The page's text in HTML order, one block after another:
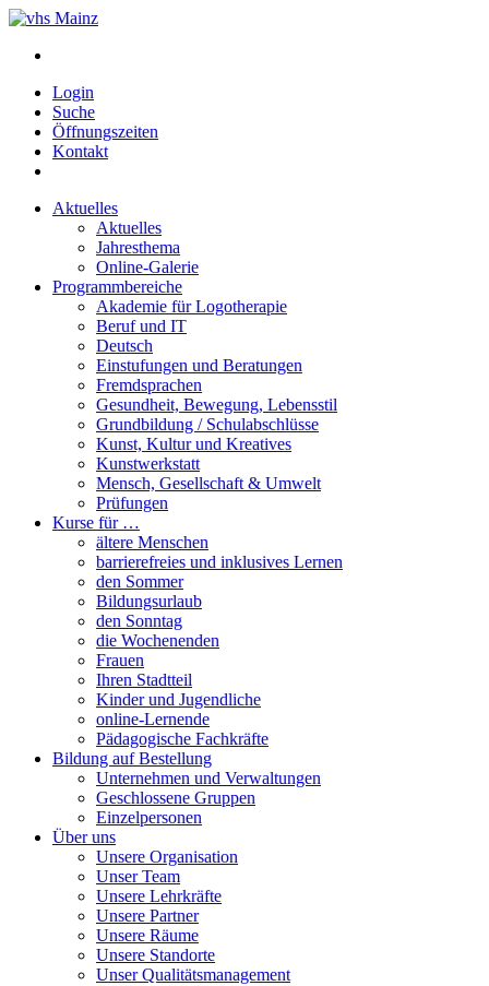
Login
Suche
Öffnungszeiten
Kontakt
Aktuelles
Aktuelles
Jahresthema
Online-Galerie
Programmbereiche
Akademie für Logotherapie
Beruf und IT
Deutsch
Einstufungen und Beratungen
Fremdsprachen
Gesundheit, Bewegung, Lebensstil
Grundbildung / Schulabschlüsse
Kunst, Kultur und Kreatives
Kunstwerkstatt
Mensch, Gesellschaft & Umwelt
Prüfungen
Kurse für …
ältere Menschen
barrierefreies und inklusives Lernen
den Sommer
Bildungsurlaub
den Sonntag
die Wochenenden
Frauen
Ihren Stadtteil
Kinder und Jugendliche
online-Lernende
Pädagogische Fachkräfte
Bildung auf Bestellung
Unternehmen und Verwaltungen
Geschlossene Gruppen
Einzelpersonen
Über uns
Unsere Organisation
Unser Team
Unsere Lehrkräfte
Unsere Partner
Unsere Räume
Unsere Standorte
Unser Qualitätsmanagement